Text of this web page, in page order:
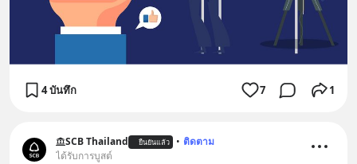
4 บันทึก 7 1
SCB Thailand ยืนยันแล้ว • ติดตาม
ได้รับการบูสต์